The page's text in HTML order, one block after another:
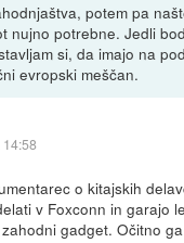
potem pa
nujno potrebne. Jedli
si, da imajo na
evropski meščan.
o kitajskih
v Foxconn in garajo
gadget. Očitno